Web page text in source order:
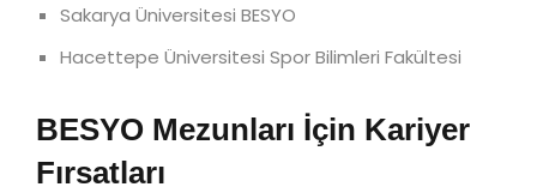
Sakarya Üniversitesi BESYO
Hacettepe Üniversitesi Spor Bilimleri Fakültesi
BESYO Mezunları İçin Kariyer
Fırsatları